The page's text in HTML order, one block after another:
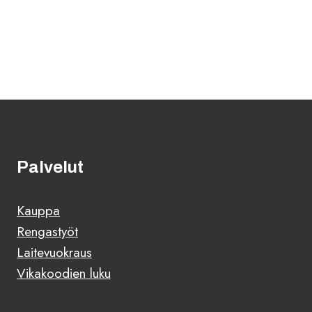
Palvelut
Kauppa
Rengastyöt
Laitevuokraus
Vikakoodien luku